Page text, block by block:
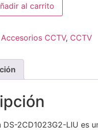
al carrito
Accesorios CCTV, CCTV
DS-2CD1023G2-LIU es